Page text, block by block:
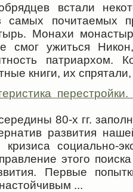
встали
самых почитаемых
Монахи
смог ужиться
патриархом.
книги, их
80-х гг.
развития
социально-
этого
Первые
...